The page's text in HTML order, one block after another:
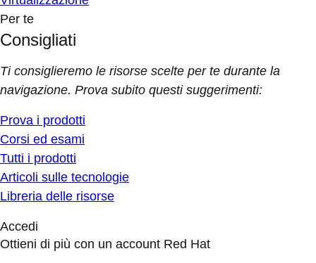
Per te
Consigliati
Ti consiglieremo le risorse scelte per te durante la
navigazione. Prova subito questi suggerimenti:
Prova i prodotti
Corsi ed esami
Tutti i prodotti
Articoli sulle tecnologie
Libreria delle risorse
Accedi
Ottieni di più con un account Red Hat